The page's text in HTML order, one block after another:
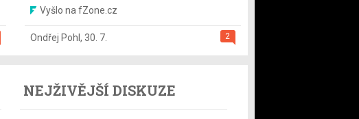
Vyšlo na fZone.cz
2
Ondřej Pohl , 30. 7.
NEJŽIVĚJŠÍ DISKUZE